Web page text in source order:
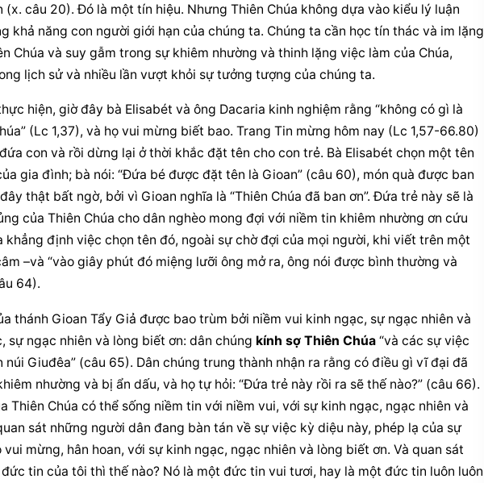
câu 20). Đó là một tín hiệu. Nhưng Thiên Chúa không dựa vào kiểu lý luận
khả năng con người giới hạn của chúng ta. Chúng ta cần học tín thác và im lặng
Chúa và suy gẫm trong sự khiêm nhường và thinh lặng việc làm của Chúa,
lịch sử và nhiều lần vượt khỏi sự tưởng tượng của chúng ta.
hiện, giờ đây bà Elisabét và ông Dacaria kinh nghiệm rằng “không có gì là
(Lc 1,37), và họ vui mừng biết bao. Trang Tin mừng hôm nay (Lc 1,57-66.80)
con và rồi dừng lại ở thời khắc đặt tên cho con trẻ. Bà Elisabét chọn một tên
gia đình; bà nói: “Đứa bé được đặt tên là Gioan” (câu 60), món quà được ban
thật bất ngờ, bởi vì Gioan nghĩa là “Thiên Chúa đã ban ơn”. Đứa trẻ này sẽ là
của Thiên Chúa cho dân nghèo mong đợi với niềm tin khiêm nhường ơn cứu
khẳng định việc chọn tên đó, ngoài sự chờ đợi của mọi người, khi viết trên một
–và “vào giây phút đó miệng lưỡi ông mở ra, ông nói được bình thường và
64).
thánh Gioan Tẩy Giả được bao trùm bởi niềm vui kinh ngạc, sự ngạc nhiên và
sự ngạc nhiên và lòng biết ơn: dân chúng kính sợ Thiên Chúa “và các sự việc
Giuđêa” (câu 65). Dân chúng trung thành nhận ra rằng có điều gì vĩ đại đã
nhường và bị ẩn dấu, và họ tự hỏi: “Đứa trẻ này rồi ra sẽ thế nào?” (câu 66).
Thiên Chúa có thể sống niềm tin với niềm vui, với sự kinh ngạc, ngạc nhiên và
sát những người dân đang bàn tán về sự việc kỳ diệu này, phép lạ của sự
mừng, hân hoan, với sự kinh ngạc, ngạc nhiên và lòng biết ơn. Và quan sát
tin của tôi thì thế nào? Nó là một đức tin vui tươi, hay là một đức tin luôn luôn